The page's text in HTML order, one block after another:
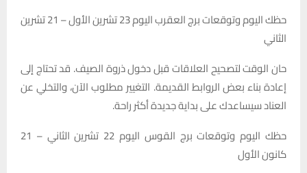
حظك اليوم وتوقعات برج العقرب اليوم 23 تشرين الأول – 21 تشرين
الثاني
حان الوقت لتصحيح العلاقات قبل دخول ذروة الصيف. قد تحتاج إلى
إعادة بناء بعض الروابط القديمة. التغيير مطلوب الآن، والتخلي عن
العناد سيساعدك على بداية جديدة أكثر راحة.
حظك اليوم وتوقعات برج القوس اليوم 22 تشرين الثاني – 21
كانون الأول